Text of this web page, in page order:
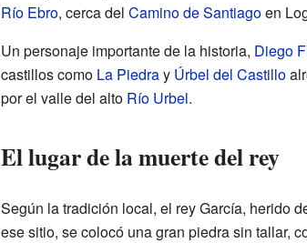
Río Ebro, cerca del Camino de Santiagoen
Un personaje importante de la historia, Diego
castillos como La Piedray Úrbel del Castillo
por el valle del alto Río Urbel.
El lugar de la muerte del rey
Según la tradición local, el rey García, herido
ese sitio, se colocó una gran piedra sin tallar,